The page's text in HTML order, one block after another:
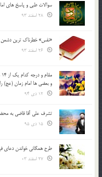
سوالات طبی و پاسخ های
«نفس» خطرناک ترین دشمن
و بعضي ها امام زمان (عج) را
تشرف علي آقا قاضي به
طرح همگانی خواندن دعای